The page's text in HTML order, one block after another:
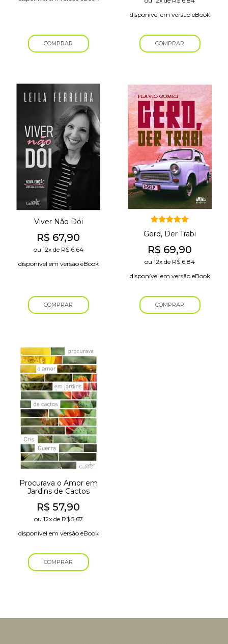
COMPRAR
disponível em versão eBook
COMPRAR
Viver Não Dói
R$ 67,90
ou 12xde R$6,64
disponível em versão eBook
COMPRAR
Avaliação
5.00de 5
Gerd, Der Trabi
R$ 69,90
ou 12x de R$ 6,84
disponível em versão eBook
COMPRAR
Procurava o Amor em
Jardins de Cactos
R$ 57,90
ou 12xde R$5,67
disponível em versão eBook
COMPRAR